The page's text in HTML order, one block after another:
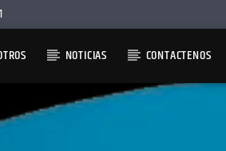
NOTICIAS CONTACTENOS